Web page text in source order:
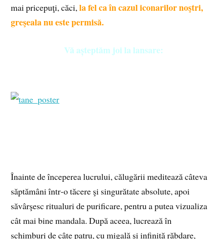
mai pricepuţi, căci,la fel ca în cazul iconarilor noştri,
greşeala nu este permisă.
Vă așteptăm joi la lansare:
Înainte de începerea lucrului, călugării meditează câteva
săptămâni într‑o tăcere şi singurătate absolute, apoi
săvârşesc ritualuri de purificare, pentru a putea vizualiza
cât mai bine mandala. După aceea, lucrează în
schimburi de câte patru, cu migală şi infinită răbdare,